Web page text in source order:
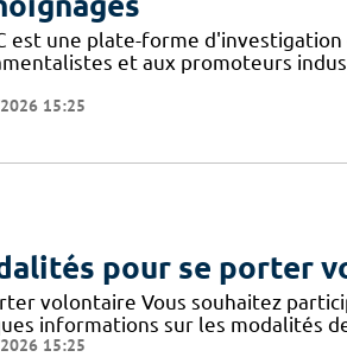
est une plate-forme
et aux promoteurs
15:25
pour se porter
volontaire Vous souhaitez
informations sur les modalités
15:25